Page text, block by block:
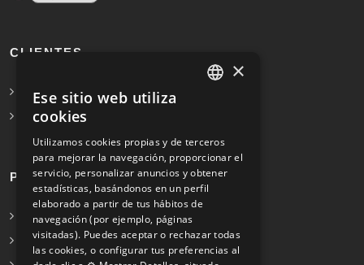
CLIENTES
Solicita Presupuesto Gratis
Preguntas frecuentes
PROFESIONALES
Info para profesionales
Registrarse
×
Ese sitio web utiliza
cookies
Utilizamos cookies propias y de terceros
para mejorar la navegación, proporcionar el
servicio, personalizar anuncios y obtener
estadísticas, basándonos en un perfil
elaborado a partir de tus hábitos de
navegación (por ejemplo, páginas
visitadas). Puedes aceptar o rechazar todas
las cookies, o configurar tus preferencias al